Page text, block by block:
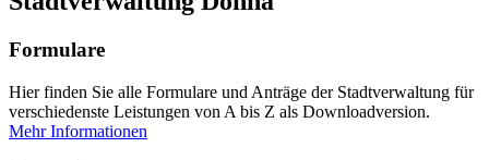
Formulare
Hier finden Sie alle Formulare und Anträge der Stadtverwaltung für
verschiedenste Leistungen von A bis Z als Downloadversion.
Mehr Informationen